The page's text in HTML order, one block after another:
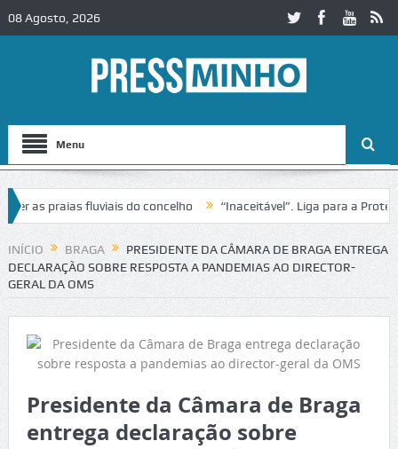
08 Agosto, 2026
Menu
praias fluviais do concelho “Inaceitável”. Liga para a Proteção
de trânsito no IC2 em Alcobaça Igreja do Castelo de Cerveira
INÍCIO BRAGA
PRESIDENTE DA CÂMARA DE BRAGA ENTREGA
DECLARAÇÃO SOBRE RESPOSTA A PANDEMIAS AO DIRECTOR-
GERAL DA OMS
Presidente da Câmara de Braga
entrega declaração sobre